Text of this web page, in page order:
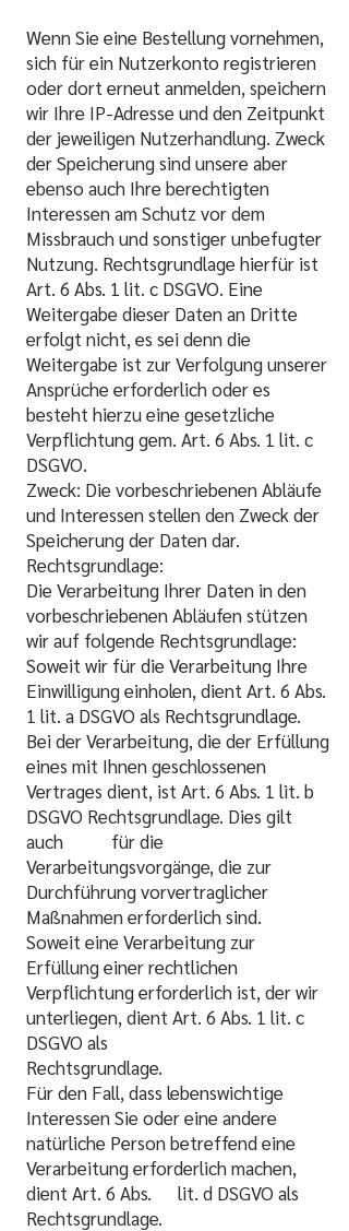
Wenn Sie eine Bestellung vornehmen,
sich für ein Nutzerkonto registrieren
oder dort erneut anmelden, speichern
wir Ihre IP-Adresse und den Zeitpunkt
der jeweiligen Nutzerhandlung. Zweck
der Speicherung sind unsere aber
ebenso auch Ihre berechtigten
Interessen am Schutz vor dem
Missbrauch und sonstiger unbefugter
Nutzung. Rechtsgrundlage hierfür ist
Art. 6 Abs. 1 lit. c DSGVO. Eine
Weitergabe dieser Daten an Dritte
erfolgt nicht, es sei denn die
Weitergabe ist zur Verfolgung unserer
Ansprüche erforderlich oder es
besteht hierzu eine gesetzliche
Verpflichtung gem. Art. 6 Abs. 1 lit. c
DSGVO.
Zweck: Die vorbeschriebenen Abläufe
und Interessen stellen den Zweck der
Speicherung der Daten dar.
Rechtsgrundlage:
Die Verarbeitung Ihrer Daten in den
vorbeschriebenen Abläufen stützen
wir auf folgende Rechtsgrundlage:
Soweit wir für die Verarbeitung Ihre
Einwilligung einholen, dient Art. 6 Abs.
1 lit. a DSGVO als Rechtsgrundlage.
Bei der Verarbeitung, die der Erfüllung
eines mit Ihnen geschlossenen
Vertrages dient, ist Art. 6 Abs. 1 lit. b
DSGVO Rechtsgrundlage. Dies gilt
auch für die
Verarbeitungsvorgänge, die zur
Durchführung vorvertraglicher
Maßnahmen erforderlich sind.
Soweit eine Verarbeitung zur
Erfüllung einer rechtlichen
Verpflichtung erforderlich ist, der wir
unterliegen, dient Art. 6 Abs. 1 lit. c
DSGVO als
Rechtsgrundlage.
Für den Fall, dass lebenswichtige
Interessen Sie oder eine andere
natürliche Person betreffend eine
Verarbeitung erforderlich machen,
dient Art. 6 Abs. lit. d DSGVO als
Rechtsgrundlage.